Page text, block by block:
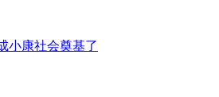
小康社会奠基了